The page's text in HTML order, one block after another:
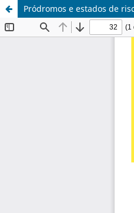
Pródromos e estados de